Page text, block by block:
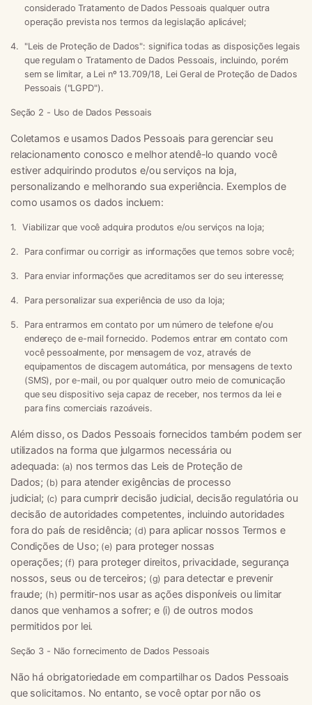
considerado Tratamento de Dados Pessoais qualquer outra
operação prevista nos termos da legislação aplicável;
"Leis de Proteção de Dados": significa todas as disposições legais
que regulam o Tratamento de Dados Pessoais, incluindo, porém
sem se limitar, a Lei nº 13.709/18, Lei Geral de Proteção de Dados
Pessoais ("LGPD").
Seção 2 - Uso de Dados Pessoais
Coletamos e usamos Dados Pessoais para gerenciar seu
relacionamento conosco e melhor atendê-lo quando você
estiver adquirindo produtos e/ou serviços na loja,
personalizando e melhorando sua experiência. Exemplos de
como usamos os dados incluem:
Viabilizar que você adquira produtos e/ou serviços na loja;
Para confirmar ou corrigir as informações que temos sobre você;
Para enviar informações que acreditamos ser do seu interesse;
Para personalizar sua experiência de uso da loja;
Para entrarmos em contato por um número de telefone e/ou
endereço de e-mail fornecido. Podemos entrar em contato com
você pessoalmente, por mensagem de voz, através de
equipamentos de discagem automática, por mensagens de texto
(SMS), por e-mail, ou por qualquer outro meio de comunicação
que seu dispositivo seja capaz de receber, nos termos da lei e
para fins comerciais razoáveis.
Além disso, os Dados Pessoais fornecidos também podem ser
utilizados na forma que julgarmos necessária ou
adequada: (a) nos termos das Leis de Proteção de
Dados; (b) para atender exigências de processo
judicial; (c) para cumprir decisão judicial, decisão regulatória ou
decisão de autoridades competentes, incluindo autoridades
fora do país de residência; (d) para aplicar nossos Termos e
Condições de Uso; (e) para proteger nossas
operações; (f) para proteger direitos, privacidade, segurança
nossos, seus ou de terceiros; (g) para detectar e prevenir
fraude; (h) permitir-nos usar as ações disponíveis ou limitar
danos que venhamos a sofrer; e (i) de outros modos
permitidos por lei.
Seção 3 - Não fornecimento de Dados Pessoais
Não há obrigatoriedade em compartilhar os Dados Pessoais
que solicitamos. No entanto, se você optar por não os